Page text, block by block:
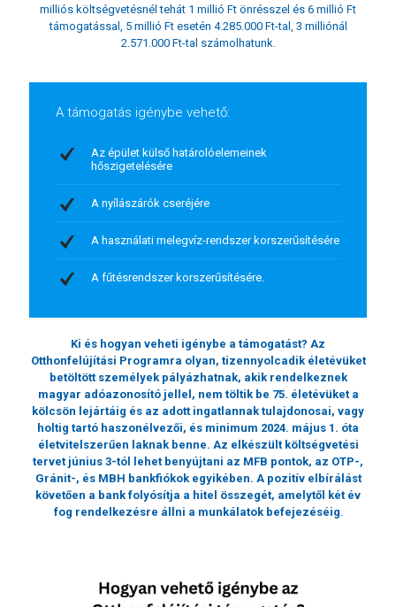
milliós költségvetésnél tehát 1 millió Ft önrésszel és 6 millió Ft
támogatással, 5 millió Ft esetén 4.285.000 Ft-tal, 3 milliónál
2.571.000 Ft-tal számolhatunk.
A támogatás igénybe vehető:
Az épület külső határolóelemeinek
hőszigetelésére
A nyílászárók cseréjére
A használati melegvíz-rendszer korszerűsítésére
A fűtésrendszer korszerűsítésére.
Ki és hogyan veheti igénybe a támogatást? Az
Otthonfelújítási Programra olyan, tizennyolcadik életévüket
betöltött személyek pályázhatnak, akik rendelkeznek
magyar adóazonosító jellel, nem töltik be 75. életévüket a
kölcsön lejártáig és az adott ingatlannak tulajdonosai, vagy
holtig tartó haszonélvezői, és minimum 2024. május 1. óta
életvitelszerűen laknak benne. Az elkészült költségvetési
tervet június 3-tól lehet benyújtani az MFB pontok, az OTP-,
Gránit-, és MBH bankfiókok egyikében. A pozitív elbírálást
követően a bank folyósítja a hitel összegét, amelytől két év
fog rendelkezésre állni a munkálatok befejezéséig